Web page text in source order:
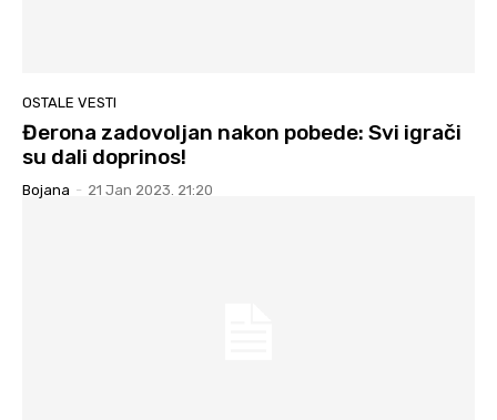
OSTALE VESTI
Đerona zadovoljan nakon pobede: Svi igrači
su dali doprinos!
Bojana - 21 Jan 2023. 21:20